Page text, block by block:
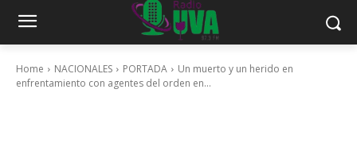
Home NACIONALES PORTADA
Un muerto y un herido en
enfrentamiento con agentes del orden en...